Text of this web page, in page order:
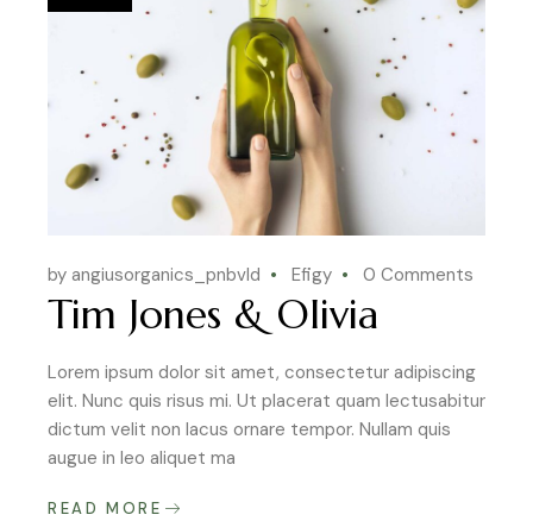
by angiusorganics_pnbvld Efigy 0 Comments
Tim Jones & Olivia
Lorem ipsum dolor sit amet, consectetur adipiscing
elit. Nunc quis risus mi. Ut placerat quam lectusabitur
dictum velit non lacus ornare tempor. Nullam quis
augue in leo aliquet ma
READ MORE